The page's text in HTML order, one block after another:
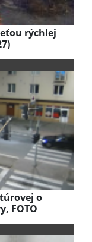
rýchlej
o
FOTO